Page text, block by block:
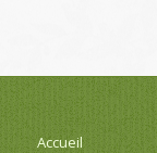
Accueil